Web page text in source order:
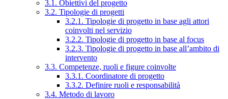
3.1. Obiettivi del progetto
3.2. Tipologie di progetti
3.2.1. Tipologie di progetto in base agli attori
coinvolti nel servizio
3.2.2. Tipologie di progetto in base al focus
3.2.3. Tipologie di progetto in base all’ambito di
intervento
3.3. Competenze, ruoli e figure coinvolte
3.3.1. Coordinatore di progetto
3.3.2. Definire ruoli e responsabilità
3.4. Metodo di lavoro